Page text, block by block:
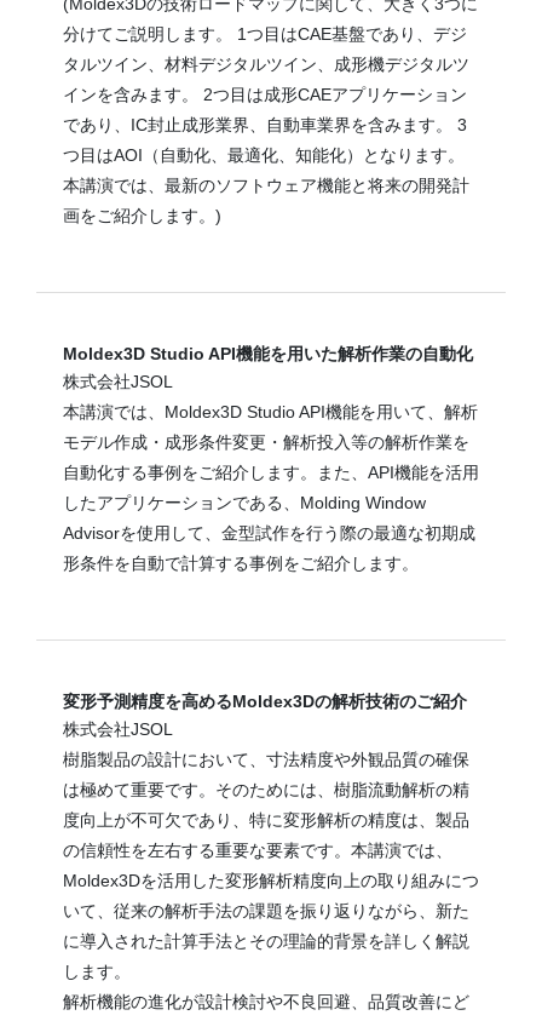
分けてご説明します。 1つ目はCAE基盤であり、デジ
タルツイン、材料デジタルツイン、成形機デジタルツ
インを含みます。 2つ目は成形CAEアプリケーション
であり、IC封止成形業界、自動車業界を含みます。 3
つ目はAOI（自動化、最適化、知能化）となります。
本講演では、最新のソフトウェア機能と将来の開発計
画をご紹介します。)
Moldex3D Studio API機能を用いた解析作業の自動化
株式会社JSOL
本講演では、Moldex3D Studio API機能を用いて、解析
モデル作成・成形条件変更・解析投入等の解析作業を
自動化する事例をご紹介します。また、API機能を活用
したアプリケーションである、Molding Window
Advisorを使用して、金型試作を行う際の最適な初期成
形条件を自動で計算する事例をご紹介します。
変形予測精度を高めるMoldex3Dの解析技術のご紹介
株式会社JSOL
樹脂製品の設計において、寸法精度や外観品質の確保
は極めて重要です。そのためには、樹脂流動解析の精
度向上が不可欠であり、特に変形解析の精度は、製品
の信頼性を左右する重要な要素です。本講演では、
Moldex3Dを活用した変形解析精度向上の取り組みにつ
いて、従来の解析手法の課題を振り返りながら、新た
に導入された計算手法とその理論的背景を詳しく解説
します。
解析機能の進化が設計検討や不良回避、品質改善にど